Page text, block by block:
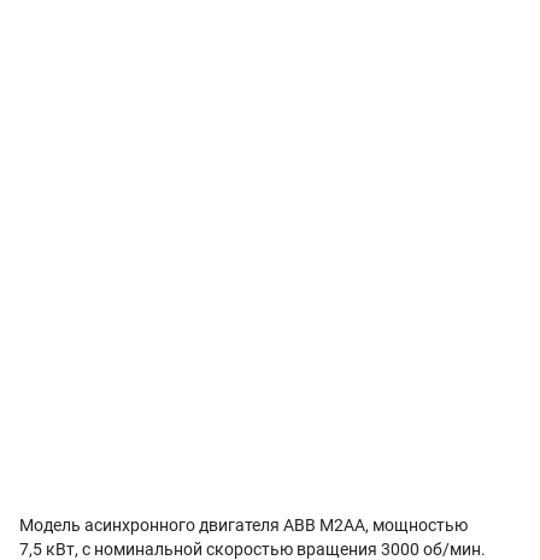
Модель асинхронного двигателя ABB M2AA, мощностью
7,5 кВт, с номинальной скоростью вращения 3000 об/мин.